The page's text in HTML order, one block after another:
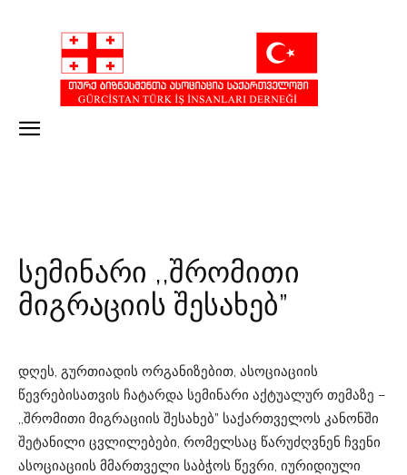
სემინარი ,,შრომითი
მიგრაციის შესახებ”
დღეს, გურთიადის ორგანიზებით, ასოციაციის
წევრებისათვის ჩატარდა სემინარი აქტუალურ თემაზე –
,,შრომითი მიგრაციის შესახებ” საქართველოს კანონში
შეტანილი ცვლილებები, რომელსაც წარუძღვნენ ჩვენი
ასოციაციის მმართველი საბჭოს წევრი, იურიდიული